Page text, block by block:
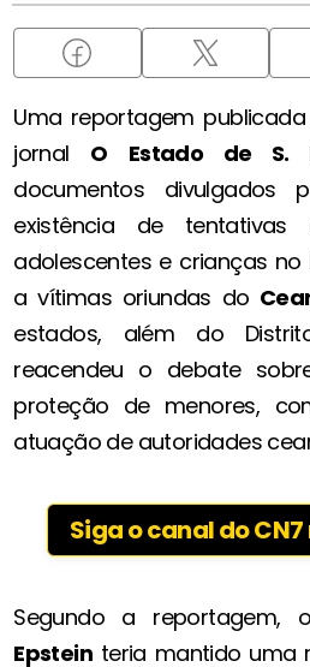
Uma reportagem
jornal O Estado de S.
documentos divulgados
existência de
adolescentes e crianças no
a vítimas oriundas do
estados, além do
reacendeu o debate
proteção de menores,
atuação de autoridades
Siga o canal do
Segundo a reportagem,
Epstein teria mantido uma